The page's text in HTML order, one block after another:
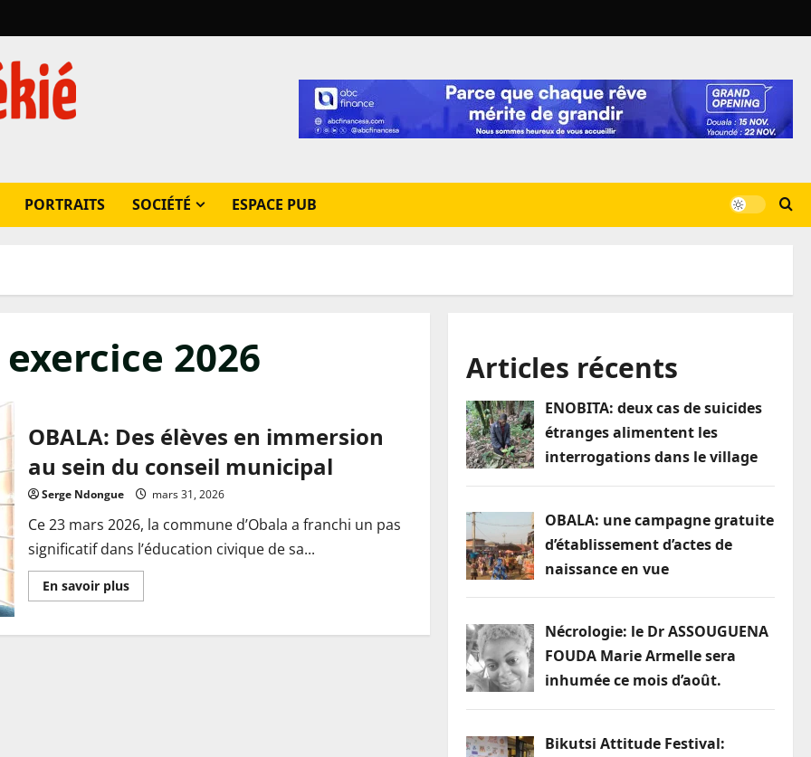
PORTRAITS SOCIÉTÉ ESPACE PUB
2026
OBALA: Des élèves en immersion
au sein du conseil municipal
Serge Ndongue mars 31, 2026
Ce 23 mars 2026, la commune d’Obala a franchi un pas
significatif dans l’éducation civique de sa...
En savoir plusEn
savoir
OBALA:
Articles récents
ENOBITA: deux cas de suicides
étranges alimentent les
interrogations dans le village
OBALA: une campagne gratuite
d’établissement d’actes de
naissance en vue
Nécrologie: le Dr ASSOUGUENA
FOUDA Marie Armelle sera
inhumée ce mois d’août.
Bikutsi Attitude Festival: